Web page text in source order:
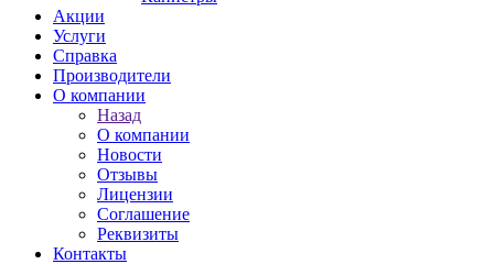
Акции
Услуги
Справка
Производители
О компании
Назад
О компании
Новости
Отзывы
Лицензии
Соглашение
Реквизиты
Контакты